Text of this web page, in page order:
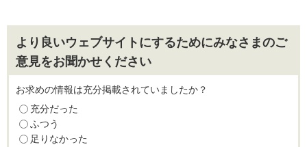
より良いウェブサイトにするためにみなさまのご
意見をお聞かせください
お求めの情報は充分掲載されていましたか？
充分だった
ふつう
足りなかった